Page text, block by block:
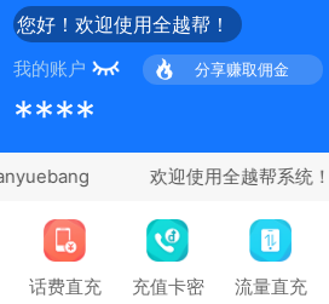
您好！欢迎使用全越帮！
我的账户 分享赚取佣金
****
话费直充 充值卡密 流量直充